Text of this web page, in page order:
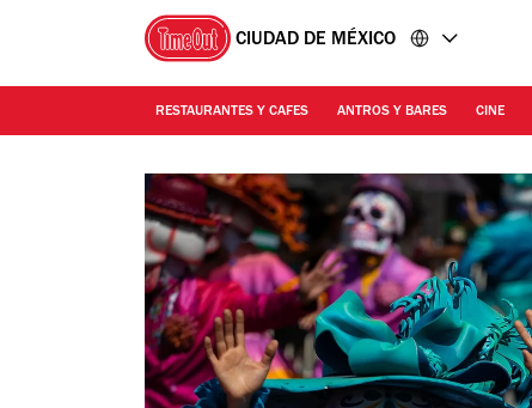
CIUDAD DE MÉXICO
RESTAURANTES Y CAFES ANTROS Y BARES CINE